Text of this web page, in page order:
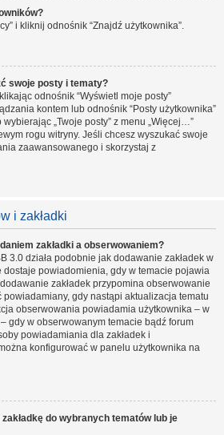
i kliknij odnośnik “Znajdź użytkownika”.
swoje posty i tematy?
odnośnik “Wyświetl moje posty”
kontem lub odnośnik “Posty użytkownika”
„Twoje posty” z menu „Więcej…”
rogu witryny. Jeśli chcesz wyszukać swoje
zaawansowanego i skorzystaj z
i zakładki
zakładki a obserwowaniem?
3.0 działa podobnie jak dodawanie zakładek w
powiadomienia, gdy w temacie pojawia
zakładek przypomina obserwowanie
powiadamiany, gdy nastąpi aktualizacja tematu
obserwowania powiadamia użytkownika – w
gdy w obserwowanym temacie bądź forum
powiadamiania dla zakładek i
konfigurować w panelu użytkownika na
do wybranych tematów lub je